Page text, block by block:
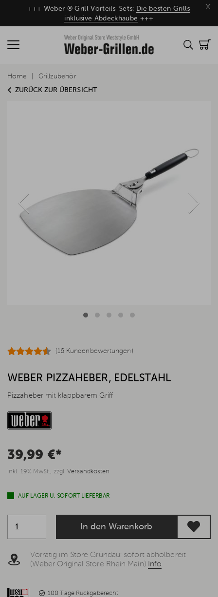
×
+++ Weber ® Grill Vorteils-Sets: Die besten Grills
inklusive Abdeckhaube +++
ZURÜCK ZUR ÜBERSICHT
Home Grillzubehör
(16 Kundenbewertungen)
WEBER PIZZAHEBER, EDELSTAHL
Pizzaheber mit klappbarem Griff
39,99 €*
inkl. 19% MwSt., zzgl.Versandkosten
AUF LAGER U. SOFORT LIEFERBAR
In den Warenkorb
Vorrätig im Store Gründau: sofort abholbereit
(Weber Original Store Rhein Main) Info
100 Tage Rückgaberecht